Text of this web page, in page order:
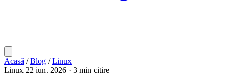
Acasă / Blog / Linux
Linux 22 iun. 2026 · 3 min citire